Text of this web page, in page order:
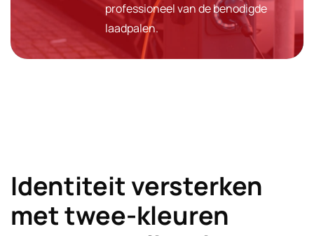
professioneel van de benodigde
laadpalen.
Identiteit versterken
met twee-kleuren